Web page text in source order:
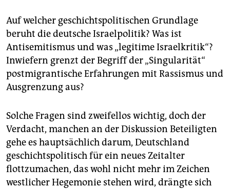
Auf welcher geschichtspolitischen Grundlage
beruht die deutsche Israelpolitik? Was ist
Antisemitismus und was „legitime Israelkritik“?
Inwiefern grenzt der Begriff der „Singularität“
postmigrantische Erfahrungen mit Rassismus und
Ausgrenzung aus?
Solche Fragen sind zweifellos wichtig, doch der
Verdacht, manchen an der Diskussion Beteiligten
gehe es hauptsächlich darum, Deutschland
geschichtspolitisch für ein neues Zeitalter
flottzumachen, das wohl nicht mehr im Zeichen
westlicher Hegemonie stehen wird, drängte sich